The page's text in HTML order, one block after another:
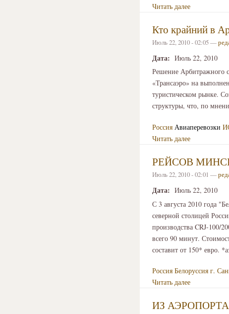
Читать далее
Кто крайний в
Июль 22, 2010 - 02:05 —
Дата: Июль 22, 2010
Решение Арбитражного
«Трансаэро» на
туристическом рынке.
структуры, что, по
Россия Авиаперевозки
Читать далее
РЕЙСОВ
Июль 22, 2010 - 02:01 —
Дата: Июль 22, 2010
С 3 августа 2010 года
северной столицей
производства CRJ-100/
всего 90 минут.
составит от 150* евро.
Россия Белоруссия г.
Читать далее
ИЗ